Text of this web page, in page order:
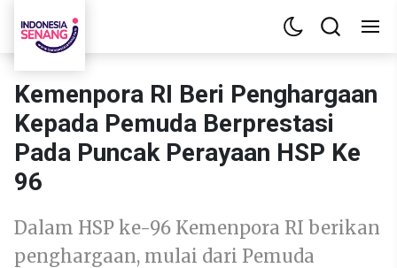
Kemenpora RI Beri Penghargaan
Kepada Pemuda Berprestasi
Pada Puncak Perayaan HSP Ke
96
Dalam HSP ke-96 Kemenpora RI berikan
penghargaan, mulai dari Pemuda